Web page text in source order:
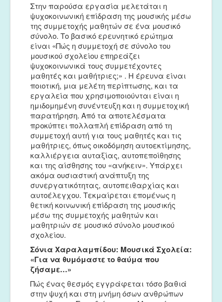
Στην παρούσα εργασία μελετάται η
ψυχοκοινωνική επίδραση της μουσικής μέσω
της συμμετοχής μαθητών σε ένα μουσικό
σύνολο. Το βασικό ερευνητικό ερώτημα
είναι «Πώς η συμμετοχή σε σύνολο του
μουσικού σχολείου επηρεάζει
ψυχοκοινωνικά τους συμμετέχοντες
μαθητές και μαθήτριες;» . Η έρευνα είναι
ποιοτική, μια μελέτη περίπτωσης, και τα
εργαλεία που χρησιμοποιούνται είναι η
ημιδομημένη συνέντευξη και η συμμετοχική
παρατήρηση. Από τα αποτελέσματα
προκύπτει πολλαπλή επίδραση από τη
συμμετοχή αυτή για τους μαθητές και τις
μαθήτριες, όπως οικοδόμηση αυτοεκτίμησης,
καλλιέργεια αυταξίας, αυτοπεποίθησης
και της αίσθησης του «ανήκειν». Υπάρχει
ακόμα ουσιαστική ανάπτυξη της
συνεργατικότητας, αυτοπειθαρχίας και
αυτοέλεγχου. Τεκμαίρεται επομένως η
θετική κοινωνική επίδραση της μουσικής
μέσω της συμμετοχής μαθητών και
μαθητριών σε μουσικό σύνολο μουσικού
σχολείου.
Σόνια Χαραλαμπίδου: Μουσικά Σχολεία:
«Για να θυμόμαστε το θαύμα που
ζήσαμε…»
Πώς ένας θεσμός εγγράφεται τόσο βαθιά
στην ψυχή και στη μνήμη όσων ανθρώπων